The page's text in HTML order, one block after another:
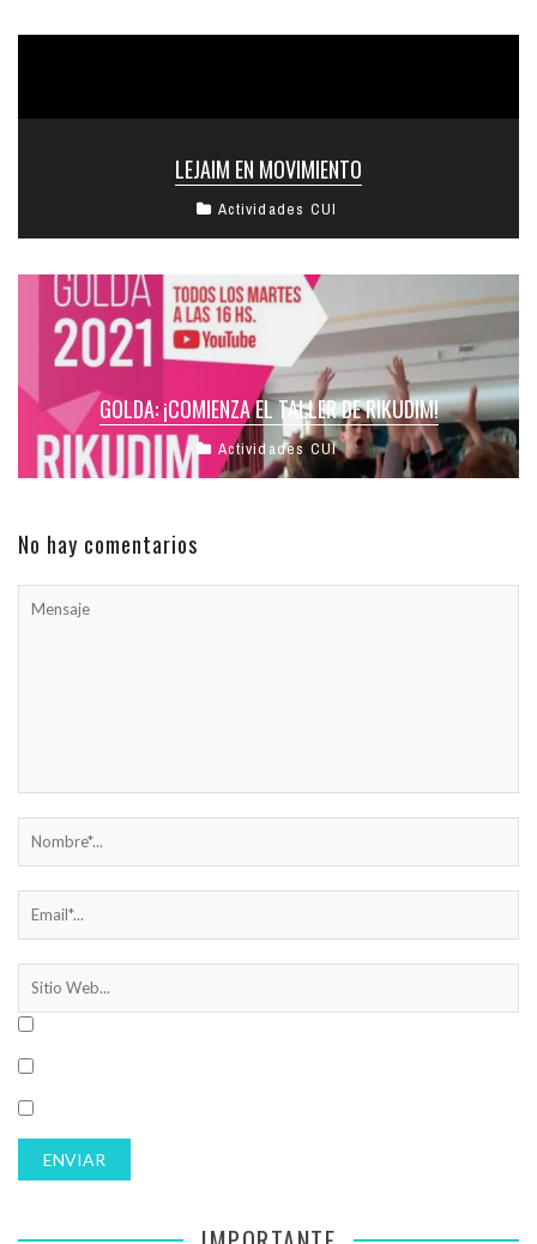
LEJAIM EN MOVIMIENTO
Actividades CUI
GOLDA: ¡COMIENZA EL TALLER DE RIKUDIM!
Actividades CUI
No hay comentarios